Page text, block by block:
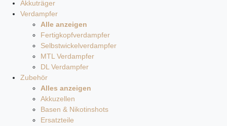
Akkuträger
Verdampfer
Alle anzeigen
Fertigkopfverdampfer
Selbstwickelverdampfer
MTL Verdampfer
DL Verdampfer
Zubehör
Alles anzeigen
Akkuzellen
Basen & Nikotinshots
Ersatzteile